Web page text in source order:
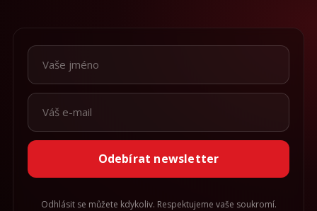
Odebírat newsletter
Odhlásit se můžete kdykoliv. Respektujeme vaše soukromí.